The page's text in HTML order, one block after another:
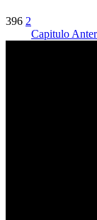
396 2
Capitulo